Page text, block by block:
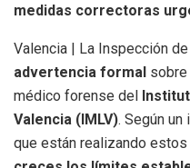
medidas correctoras
Valencia | La Inspección
advertencia formal
médico forense del
Valencia (IMLV). Según un
que están realizando